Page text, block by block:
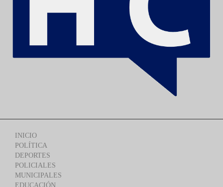
INICIO
POLÍTICA
DEPORTES
POLICIALES
MUNICIPALES
EDUCACIÓN